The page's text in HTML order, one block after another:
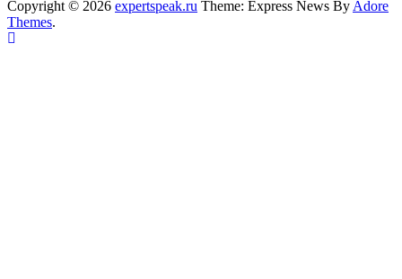
Copyright © 2026 expertspeak.ru Theme: Express News By Adore
Themes.